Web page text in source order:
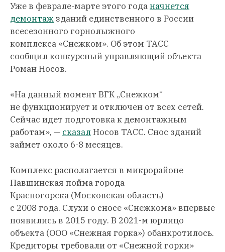
Уже в феврале-марте этого годаначнется
демонтаж зданий единственного в России
всесезонного горнолыжного
комплекса «Снежком». Об этом ТАСС
сообщил конкурсный управляющий объекта
Роман Носов.
«На данный момент ВГК „Снежком“
не функционирует и отключен от всех сетей.
Сейчас идет подготовка к демонтажным
работам», — сказалНосов ТАСС. Снос зданий
займет около 6-8 месяцев.
Комплекс располагается в микрорайоне
Павшинская пойма города
Красногорска (Московская область)
с 2008 года. Слухи о сносе «Снежкома» впервые
появились в 2015 году. В 2021-м юрлицо
объекта (ООО «Снежная горка») обанкротилось.
Кредиторы требовали от «Снежной горки»